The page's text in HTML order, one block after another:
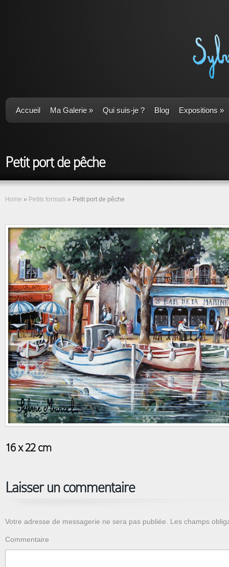
Accueil Ma Galerie» Qui suis-je ? Blog Expositions »
Petit port de pêche
Home » Petits formats » Petit port de pêche
16 x 22 cm
Laisser un commentaire
Votre adresse de messagerie ne sera pas publiée. Les champs
Commentaire